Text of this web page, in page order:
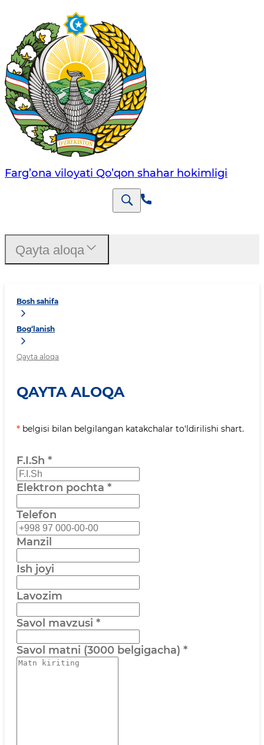
Farg’оnа vilоyati Qo’qon shahar hоkimligi
Bosh sahifa
Bog‘lanish
Qayta aloqa
QAYTA ALOQA
* belgisi bilan belgilangan katakchalar to‘ldirilishi shart.
F.I.Sh *
Elektron pochta *
Telefon
Manzil
Ish joyi
Lavozim
Savol mavzusi *
Savol matni (3000 belgigacha) *
Qayta aloqa